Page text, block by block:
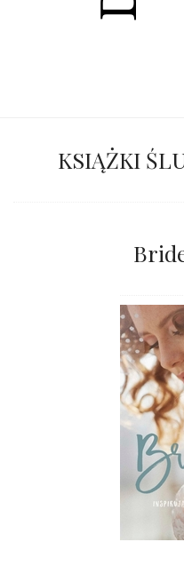
KSIĄŻKI